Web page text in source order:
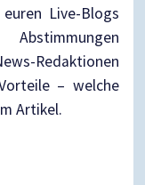
Live-Blogs
Redaktionen
– welche
Artikel.